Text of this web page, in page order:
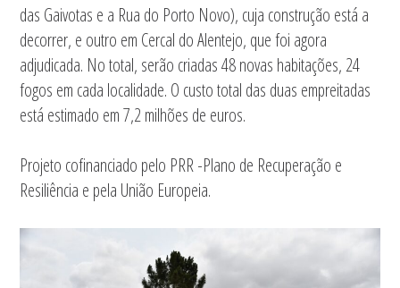
das Gaivotas e a Rua do Porto Novo), cuja construção está a
decorrer, e outro em Cercal do Alentejo, que foi agora
adjudicada. No total, serão criadas 48 novas habitações, 24
fogos em cada localidade. O custo total das duas empreitadas
está estimado em 7,2 milhões de euros.
Projeto cofinanciado pelo PRR -Plano de Recuperação e
Resiliência e pela União Europeia.